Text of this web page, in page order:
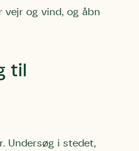
vejr og vind, og åbn
til
Undersøg i stedet,
må
må gerne